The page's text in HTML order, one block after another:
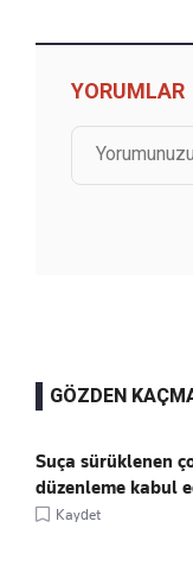
YORUMLAR
GÖZDEN
Suça sürüklenen
düzenleme kabul
Kaydet